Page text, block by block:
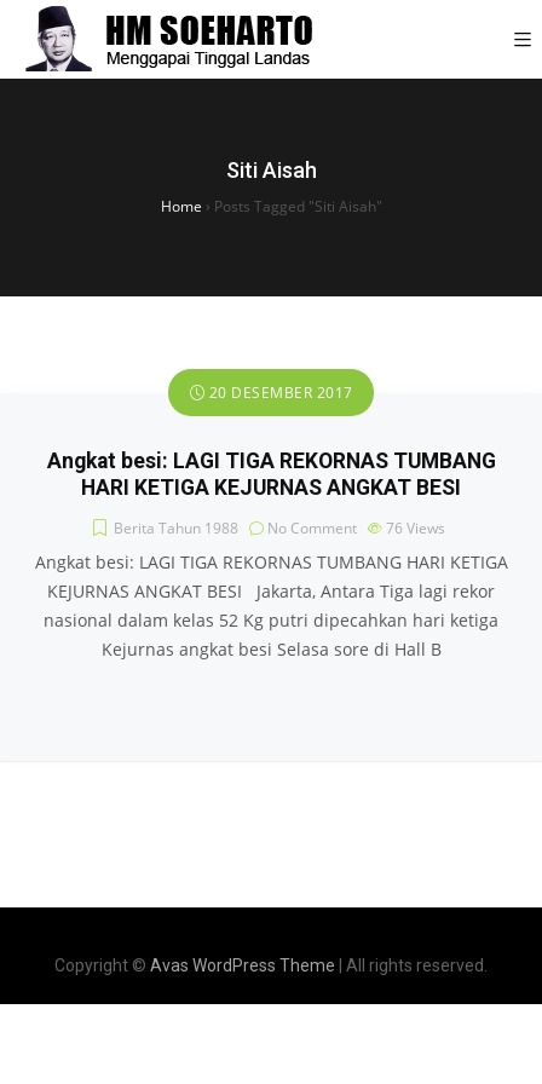
Siti Aisah
Home › Posts Tagged "Siti Aisah"
20 DESEMBER 2017
Angkat besi: LAGI TIGA REKORNAS TUMBANG
HARI KETIGA KEJURNAS ANGKAT BESI
Berita Tahun 1988 No Comment 76 Views
Angkat besi: LAGI TIGA REKORNAS TUMBANG HARI KETIGA
KEJURNAS ANGKAT BESI Jakarta, Antara Tiga lagi rekor
nasional dalam kelas 52 Kg putri dipecahkan hari ketiga
Kejurnas angkat besi Selasa sore di Hall B
Copyright © Avas WordPress Theme | All rights reserved.